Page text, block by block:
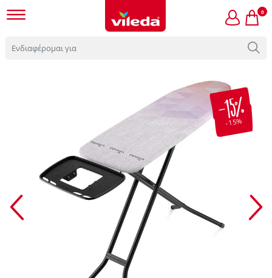
0
-15%
-15%